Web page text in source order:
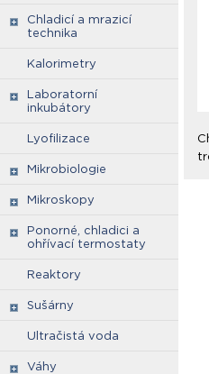
Chladicí a mrazicí
technika
Kalorimetry
Laboratorní
inkubátory
Lyofilizace
Mikrobiologie
Mikroskopy
Ponorné, chladici a
ohřívací termostaty
Reaktory
Sušárny
Ultračistá voda
Váhy